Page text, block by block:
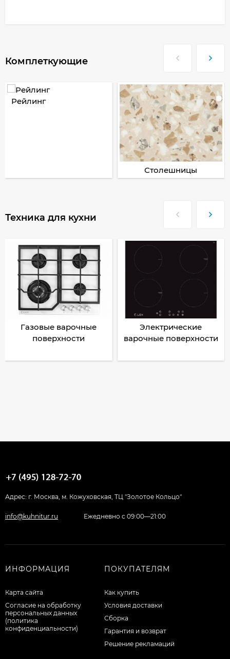
Комплеткующие
Рейлинг
Столешницы
Техника для кухни
Газовые варочные
поверхности
Электрические
варочные поверхности
Адрес: г. Москва, м. Кожуховская, ТЦ "Золотое Кольцо"
info@kuhnitur.ru Ежедневно с 09:00—21:00
ИНФОРМАЦИЯ
Карта сайта
Согласие на обработку
персональных данных
(политика
конфиденциальности)
ПОКУПАТЕЛЯМ
Как купить
Условия доставки
Сборка
Гарантия и возврат
Решение рекламаций